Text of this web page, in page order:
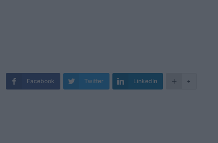
Facebook Twitter LinkedIn +